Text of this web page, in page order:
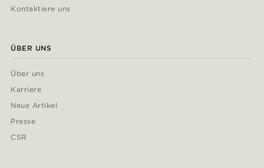
Kontaktiere uns
ÜBER UNS
Über uns
Karriere
Neue Artikel
Presse
CSR